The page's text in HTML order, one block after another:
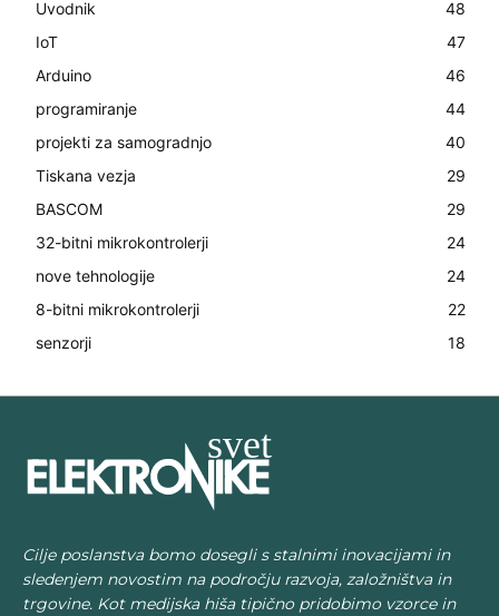
Uvodnik
48
IoT
47
Arduino
46
programiranje
44
projekti za samogradnjo
40
Tiskana vezja
29
BASCOM
29
32-bitni mikrokontrolerji
24
nove tehnologije
24
8-bitni mikrokontrolerji
22
senzorji
18
Cilje poslanstva bomo dosegli s stalnimi inovacijami in
sledenjem novostim na področju razvoja, založništva in
trgovine. Kot medijska hiša tipično pridobimo vzorce in